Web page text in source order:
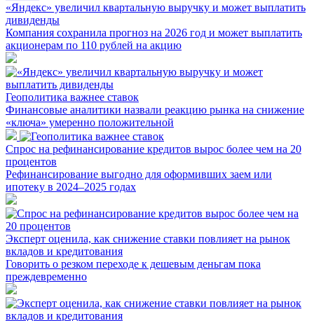
«Яндекс» увеличил квартальную выручку и может выплатить
дивиденды
Компания сохранила прогноз на 2026 год и может выплатить
акционерам по 110 рублей на акцию
Геополитика важнее ставок
Финансовые аналитики назвали реакцию рынка на снижение
«ключа» умеренно положительной
Спрос на рефинансирование кредитов вырос более чем на 20
процентов
Рефинансирование выгодно для оформивших заем или
ипотеку в 2024–2025 годах
Эксперт оценила, как снижение ставки повлияет на рынок
вкладов и кредитования
Говорить о резком переходе к дешевым деньгам пока
преждевременно